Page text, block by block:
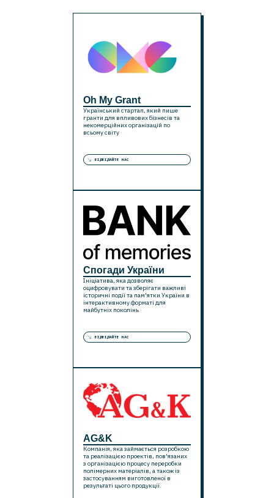
Oh My Grant
Український стартап, який пише
гранти для впливових бізнесів та
некомерційних організацій по
всьому світу
ВІДВІДАЙТЕ НАС
Спогади України
Ініціатива, яка дозволяє
оцифровувати та зберігати важливі
історичні події та пам'ятки України в
інтерактивному форматі для
майбутніх поколінь
ВІДВІДАЙТЕ НАС
AG&K
Компанія, яка займається розробкою
та реалізацією проектів, пов'язаних
з організацією процесу переробки
полімерних матеріалів, а також із
застосуванням виготовленої в
результаті цього продукції.